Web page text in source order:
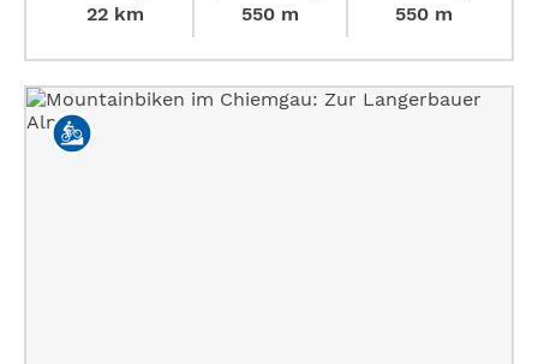
22 km
550 m
550 m